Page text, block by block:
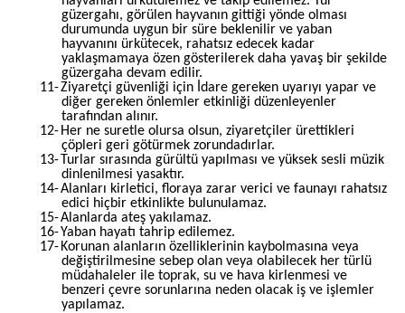
güzergahı, görülen hayvanın gittiği yönde olması
durumunda uygun bir süre beklenilir ve yaban
hayvanını ürkütecek, rahatsız edecek kadar
yaklaşmamaya özen gösterilerek daha yavaş bir şekilde
güzergaha devam edilir.
11-Ziyaretçi güvenliği için İdare gereken uyarıyı yapar ve
diğer gereken önlemler etkinliği düzenleyenler
tarafından alınır.
12- Her ne suretle olursa olsun, ziyaretçiler ürettikleri
çöpleri geri götürmek zorundadırlar.
13-Turlar sırasında gürültü yapılması ve yüksek sesli müzik
dinlenilmesi yasaktır.
14-Alanları kirletici, floraya zarar verici ve faunayı rahatsız
edici hiçbir etkinlikte bulunulamaz.
15-Alanlarda ateş yakılamaz.
16-Yaban hayatı tahrip edilemez.
17- Korunan alanların özelliklerinin kaybolmasına veya
değiştirilmesine sebep olan veya olabilecek her türlü
müdahaleler ile toprak, su ve hava kirlenmesi ve
benzeri çevre sorunlarına neden olacak iş ve işlemler
yapılamaz.